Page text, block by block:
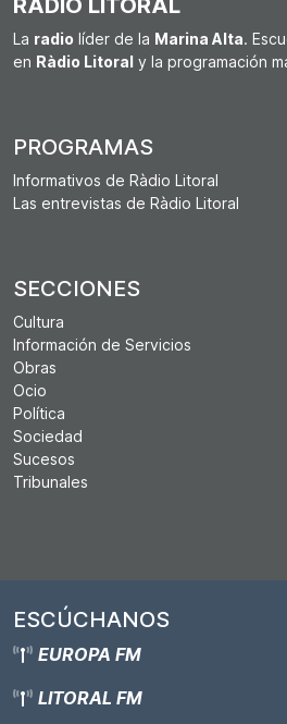
RÀDIO LITORAL
La radio líder de la Marina Alta.
en Ràdio Litoral y la programación
PROGRAMAS
Informativos de Ràdio Litoral
Las entrevistas de Ràdio Litoral
SECCIONES
Cultura
Información de Servicios
Obras
Ocio
Política
Sociedad
Sucesos
Tribunales
ESCÚCHANOS
EUROPA FM
LITORAL FM